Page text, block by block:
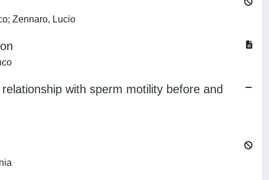
Zennaro, Lucio
with sperm motility before and